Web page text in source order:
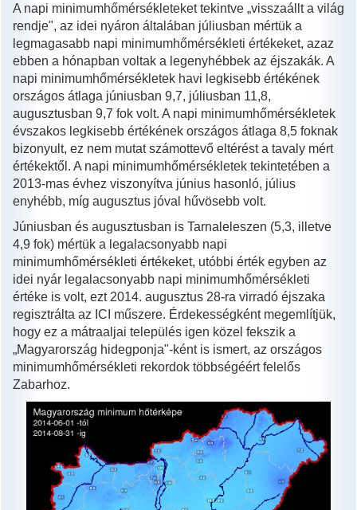
A napi minimumhőmérsékleteket tekintve „visszaállt a világ
rendje", az idei nyáron általában júliusban mértük a
legmagasabb napi minimumhőmérsékleti értékeket, azaz
ebben a hónapban voltak a legenyhébbek az éjszakák. A
napi minimumhőmérsékletek havi legkisebb értékének
országos átlaga júniusban 9,7, júliusban 11,8,
augusztusban 9,7 fok volt. A napi minimumhőmérsékletek
évszakos legkisebb értékének országos átlaga 8,5 foknak
bizonyult, ez nem mutat számottevő eltérést a tavaly mért
értékektől. A napi minimumhőmérsékletek tekintetében a
2013-mas évhez viszonyítva június hasonló, július
enyhébb, míg augusztus jóval hűvösebb volt.
Júniusban és augusztusban is Tarnaleleszen (5,3, illetve
4,9 fok) mértük a legalacsonyabb napi
minimumhőmérsékleti értékeket, utóbbi érték egyben az
idei nyár legalacsonyabb napi minimumhőmérsékleti
értéke is volt, ezt 2014. augusztus 28-ra virradó éjszaka
regisztrálta az ICI műszere. Érdekességként megemlítjük,
hogy ez a mátraaljai település igen közel fekszik a
„Magyarország hidegponja"-ként is ismert, az országos
minimumhőmérsékleti rekordok többségéért felelős
Zabarhoz.